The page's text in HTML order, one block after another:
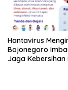
Hantavirus
Bojonegoro
Jaga Kebersihan